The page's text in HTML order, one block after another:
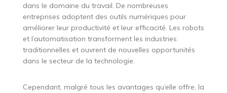
dans le domaine du travail. De nombreuses
entreprises adoptent des outils numériques pour
améliorer leur productivité et leur efficacité. Les robots
et l’automatisation transforment les industries
traditionnelles et ouvrent de nouvelles opportunités
dans le secteur de la technologie.
Cependant, malgré tous les avantages qu’elle offre, la